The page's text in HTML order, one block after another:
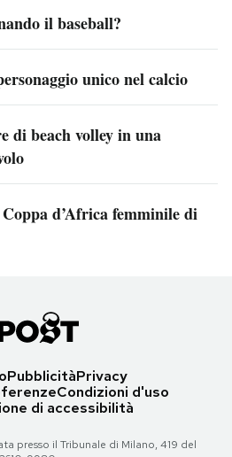
il baseball?
unico nel calcio
di beach volley in una
Coppa d’Africa femminile di
PubblicitàPrivacy
Condizioni d'uso
di accessibilità
presso il Tribunale di Milano, 419 del